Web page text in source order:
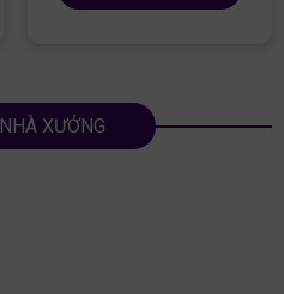
XƯỞNG